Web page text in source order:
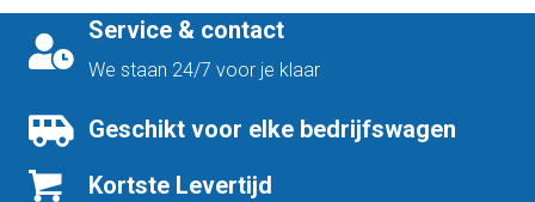
Service & contact
We staan 24/7 voor je klaar
Geschikt voor elke bedrijfswagen
Kortste Levertijd